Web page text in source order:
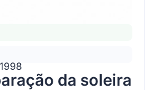
da soleira